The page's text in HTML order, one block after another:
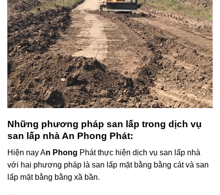
Những phương pháp san lấp trong dịch vụ
san lấp nhà An Phong Phát:
Hiện nay An Phong Phát thực hiện dịch vụ san lấp nhà
với hai phương pháp là san lấp mặt bằng bằng cát và san
lấp mặt bằng bằng xầ bần.